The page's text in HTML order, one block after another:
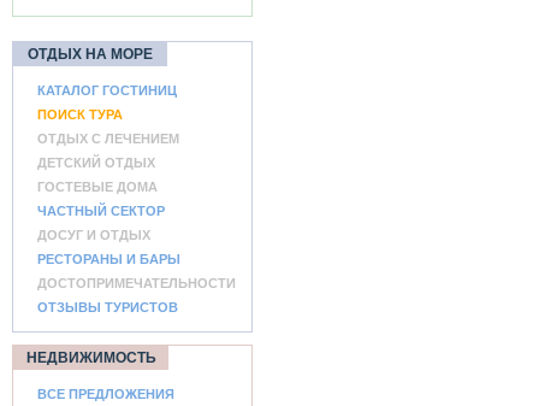
ОТДЫХ НА МОРЕ
КАТАЛОГ ГОСТИНИЦ
ПОИСК ТУРА
ОТДЫХ С ЛЕЧЕНИЕМ
ДЕТСКИЙ ОТДЫХ
ГОСТЕВЫЕ ДОМА
ЧАСТНЫЙ СЕКТОР
ДОСУГ И ОТДЫХ
РЕСТОРАНЫ И БАРЫ
ДОСТОПРИМЕЧАТЕЛЬНОСТИ
ОТЗЫВЫ ТУРИСТОВ
НЕДВИЖИМОСТЬ
ВСЕ ПРЕДЛОЖЕНИЯ